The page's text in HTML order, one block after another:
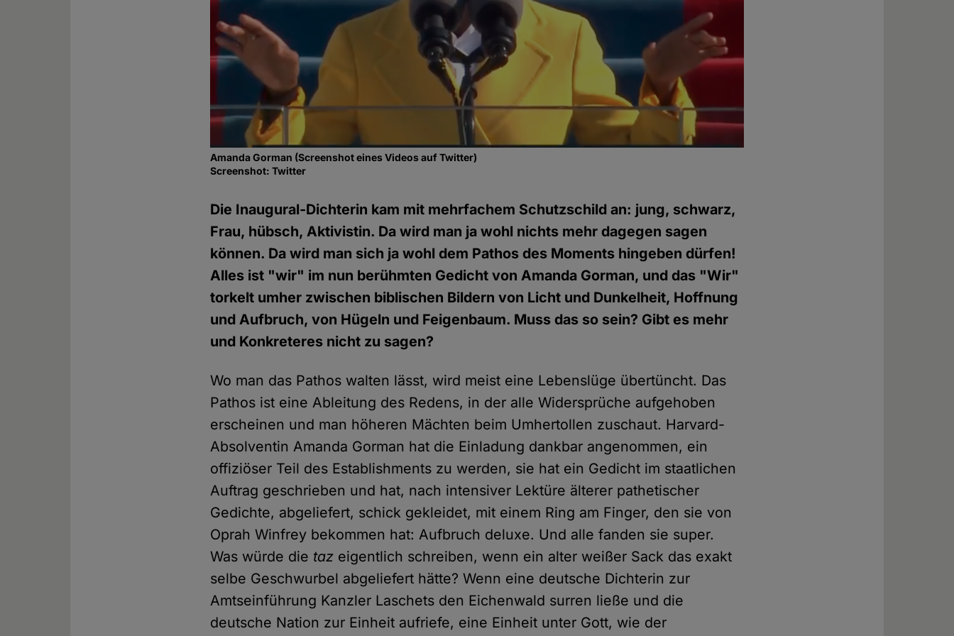
Amanda Gorman (Screenshot eines Videos auf Twitter)
Screenshot: Twitter
Die Inaugural-Dichterin kam mit mehrfachem Schutzschild an: jung, schwarz,
Frau, hübsch, Aktivistin. Da wird man ja wohl nichts mehr dagegen sagen
können. Da wird man sich ja wohl dem Pathos des Moments hingeben dürfen!
Alles ist "wir" im nun berühmten Gedicht von Amanda Gorman, und das "Wir"
torkelt umher zwischen biblischen Bildern von Licht und Dunkelheit, Hoffnung
und Aufbruch, von Hügeln und Feigenbaum. Muss das so sein? Gibt es mehr
und Konkreteres nicht zu sagen?
Wo man das Pathos walten lässt, wird meist eine Lebenslüge übertüncht. Das
Pathos ist eine Ableitung des Redens, in der alle Widersprüche aufgehoben
erscheinen und man höheren Mächten beim Umhertollen zuschaut. Harvard-
Absolventin Amanda Gorman hat die Einladung dankbar angenommen, ein
offiziöser Teil des Establishments zu werden, sie hat ein Gedicht im staatlichen
Auftrag geschrieben und hat, nach intensiver Lektüre älterer pathetischer
Gedichte, abgeliefert, schick gekleidet, mit einem Ring am Finger, den sie von
Oprah Winfrey bekommen hat: Aufbruch deluxe. Und alle fanden sie super.
Was würde die taz eigentlich schreiben, wenn ein alter weißer Sack das exakt
selbe Geschwurbel abgeliefert hätte? Wenn eine deutsche Dichterin zur
Amtseinführung Kanzler Laschets den Eichenwald surren ließe und die
deutsche Nation zur Einheit aufriefe, eine Einheit unter Gott, wie der